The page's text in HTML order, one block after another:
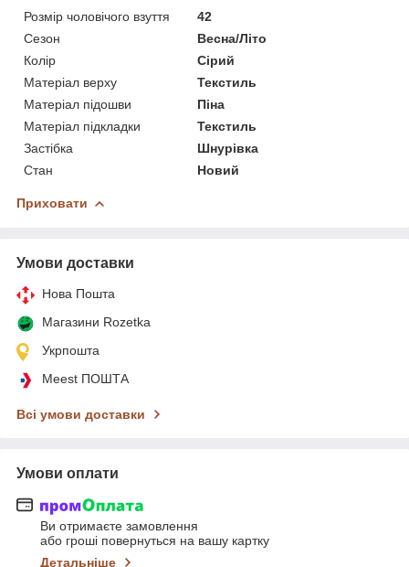
Розмір чоловічого взуття
42
Сезон
Весна/Літо
Колір
Сірий
Матеріал верху
Текстиль
Матеріал підошви
Піна
Матеріал підкладки
Текстиль
Застібка
Шнурівка
Стан
Новий
Приховати
Умови доставки
Нова Пошта
Магазини Rozetka
Укрпошта
Meest ПОШТА
Всі умови доставки
Умови оплати
Ви отримаєте замовлення
або гроші повернуться на вашу картку
Детальніше